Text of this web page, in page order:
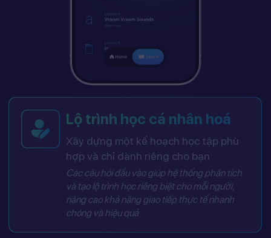
Lộ trình học cá nhân hoá
Xây dựng một kế hoạch học tập phù
hợp và chỉ dành riêng cho bạn
Các câu hỏi đầu vào giúp hệ thống phân tích
và tạo lộ trình học riêng biệt cho mỗi người,
nâng cao khả năng giao tiếp thực tế nhanh
chóng và hiệu quả